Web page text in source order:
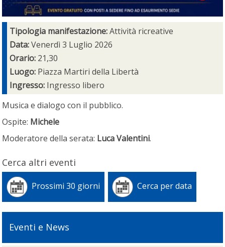
Tipologia manifestazione:Attività ricreative
Data:Venerdì 3 Luglio 2026
Orario: 21,30
Luogo: Piazza Martiri della Libertà
Ingresso: Ingresso libero
Musica e dialogo con il pubblico.
Ospite: Michele
Moderatore della serata: Luca Valentini.
Cerca altri eventi
Prossimi 30 giorni Cerca per data
Eventi e News